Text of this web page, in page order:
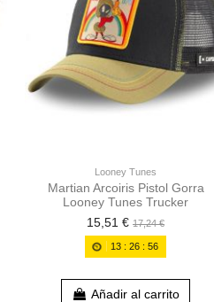
Looney Tunes
Martian Arcoiris Pistol Gorra
Looney Tunes Trucker
15,51 € 17,24 €
13 :26 :56
Añadir al carrito